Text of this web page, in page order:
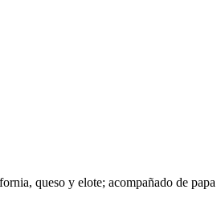
queso y elote; acompañado de papa